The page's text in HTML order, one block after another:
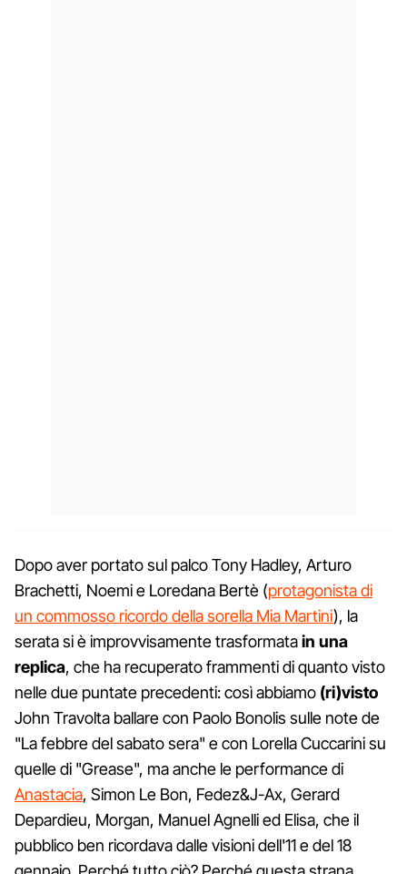
Dopo aver portato sul palco Tony Hadley, Arturo
Brachetti, Noemi e Loredana Bertè (protagonista di
un commosso ricordo della sorella Mia Martini), la
serata si è improvvisamente trasformatain una
replica, che ha recuperato frammenti di quanto visto
nelle due puntate precedenti: così abbiamo (ri)visto
John Travolta ballare con Paolo Bonolis sulle note de
"La febbre del sabato sera" e con Lorella Cuccarini su
quelle di "Grease", ma anche le performance di
Anastacia, Simon Le Bon, Fedez&J-Ax, Gerard
Depardieu, Morgan, Manuel Agnelli ed Elisa, che il
pubblico ben ricordava dalle visioni dell'11 e del 18